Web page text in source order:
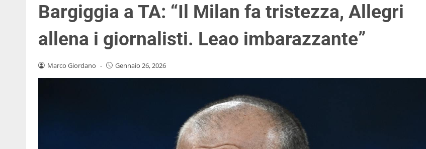
Bargiggia a TA: “Il Milan fa tristezza, Allegri
allena i giornalisti. Leao imbarazzante”
Marco Giordano - Gennaio 26, 2026